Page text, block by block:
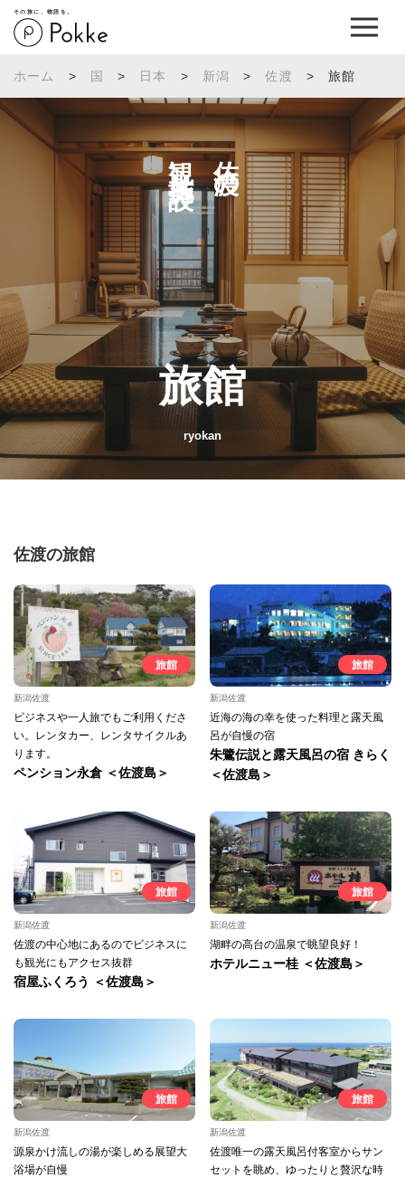
その旅に、物語を。
ホーム > 国 > 日本 > 新潟 > 佐渡 > 旅館
佐渡の
観光施設へ
旅館
ryokan
佐渡の旅館
旅館
新潟佐渡
ビジネスや一人旅でもご利用くださ
い。レンタカー、レンタサイクルあ
ります。
ペンション永倉 ＜佐渡島＞
旅館
新潟佐渡
近海の海の幸を使った料理と露天風
呂が自慢の宿
朱鷺伝説と露天風呂の宿 きらく
＜佐渡島＞
旅館
新潟佐渡
佐渡の中心地にあるのでビジネスに
も観光にもアクセス抜群
宿屋ふくろう ＜佐渡島＞
旅館
新潟佐渡
湖畔の高台の温泉で眺望良好！
ホテルニュー桂 ＜佐渡島＞
旅館
新潟佐渡
源泉かけ流しの湯が楽しめる展望大
浴場が自慢
旅館
新潟佐渡
佐渡唯一の露天風呂付客室からサン
セットを眺め、ゆったりと贅沢な時